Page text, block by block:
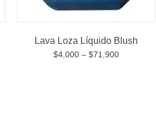
Lava Loza Líquido Blush
$4,000– $71,900